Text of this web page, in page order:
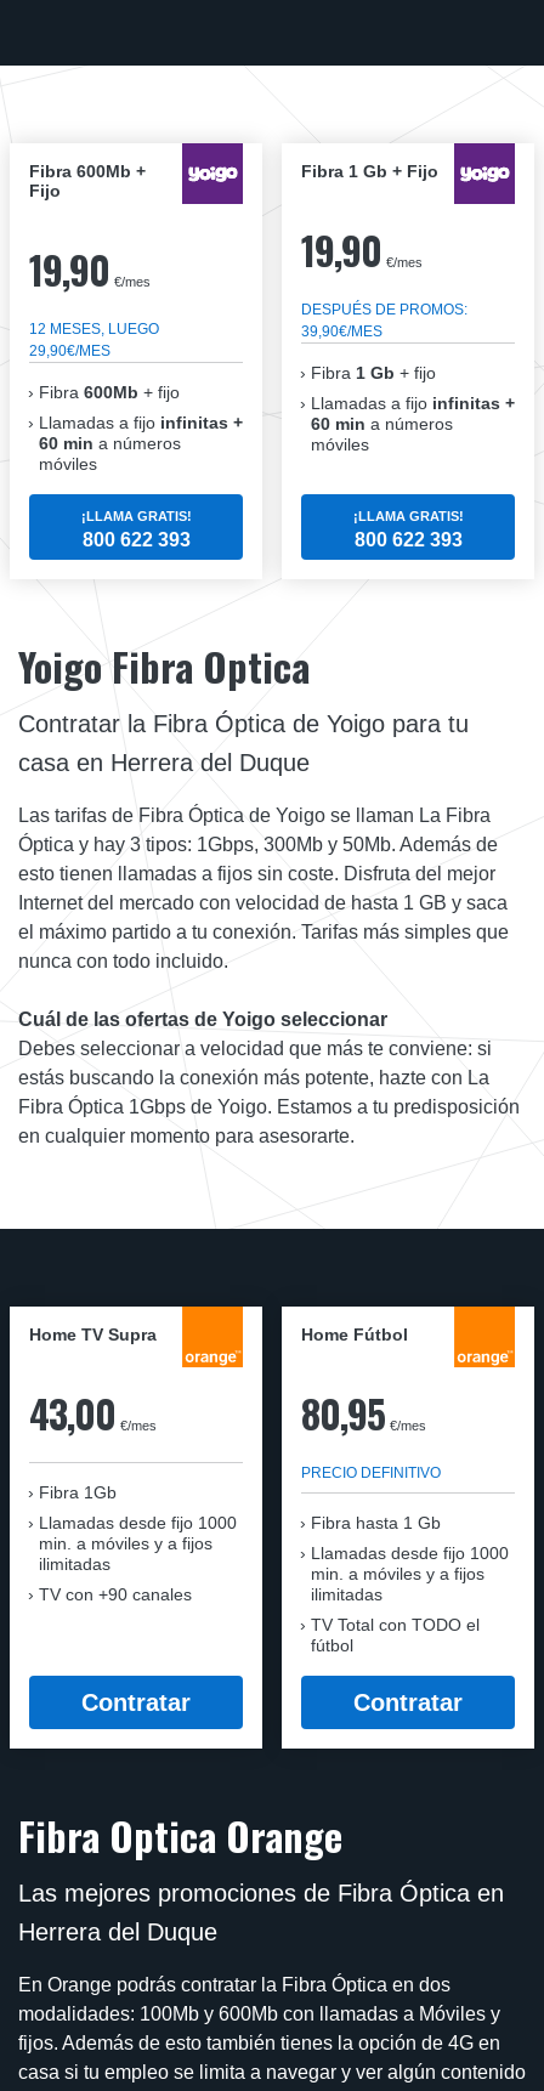
Fibra 600Mb +
Fijo
19,90 €/mes
12 MESES, LUEGO
29,90€/MES
Fibra 600Mb + fijo
Llamadas a fijo infinitas +
60 min a números
móviles
¡LLAMA GRATIS!
800 622 393
Fibra 1 Gb + Fijo
19,90 €/mes
DESPUÉS DE PROMOS:
39,90€/MES
Fibra 1 Gb + fijo
Llamadas a fijo infinitas +
60 min a números
móviles
¡LLAMA GRATIS!
800 622 393
Yoigo Fibra Optica
Contratar la Fibra Óptica de Yoigo para tu
casa en Herrera del Duque
Las tarifas de Fibra Óptica de Yoigo se llaman La Fibra
Óptica y hay 3 tipos: 1Gbps, 300Mb y 50Mb. Además de
esto tienen llamadas a fijos sin coste. Disfruta del mejor
Internet del mercado con velocidad de hasta 1 GB y saca
el máximo partido a tu conexión. Tarifas más simples que
nunca con todo incluido.
Cuál de las ofertas de Yoigo seleccionar
Debes seleccionar a velocidad que más te conviene: si
estás buscando la conexión más potente, hazte con La
Fibra Óptica 1Gbps de Yoigo. Estamos a tu predisposición
en cualquier momento para asesorarte.
Home TV Supra
43,00 €/mes
Fibra 1Gb
Llamadas desde fijo 1000
min. a móviles y a fijos
ilimitadas
TV con +90 canales
Contratar
Home Fútbol
80,95 €/mes
PRECIO DEFINITIVO
Fibra hasta 1 Gb
Llamadas desde fijo 1000
min. a móviles y a fijos
ilimitadas
TV Total con TODO el
fútbol
Contratar
Fibra Optica Orange
Las mejores promociones de Fibra Óptica en
Herrera del Duque
En Orange podrás contratar la Fibra Óptica en dos
modalidades: 100Mb y 600Mb con llamadas a Móviles y
fijos. Además de esto también tienes la opción de 4G en
casa si tu empleo se limita a navegar y ver algún contenido